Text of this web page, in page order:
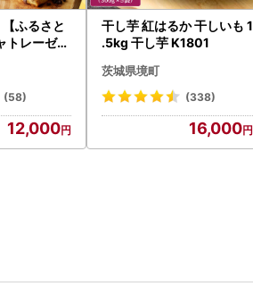
ふるさと
トレーゼ人
ゼ
(58)
12,000
干し芋 紅はるか 干しいも 1
.5kg 干し芋 K1801
茨城県境町
(338)
16,000